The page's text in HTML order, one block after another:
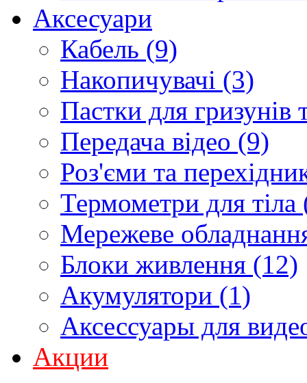
Аксесуари
Кабель (9)
Накопичувачі (3)
Пастки для гризунів
Передача відео (9)
Роз'єми та
Термометри для тіла
Мережеве
Блоки живлення (12)
Акумулятори (1)
Аксессуары для
Акции